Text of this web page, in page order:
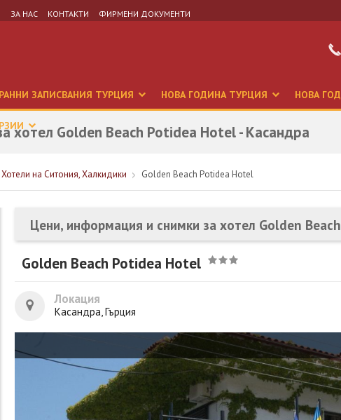
ЗА НАС КОНТАКТИ ФИРМЕНИ ДОКУМЕНТИ
РАННИ ЗАПИСВАНИЯ ТУРЦИЯ НОВА ГОДИНА ТУРЦИЯ НОВА
хотел Golden Beach Potidea Hotel - Касандра
Хотели на Ситония, Халкидики Golden Beach Potidea Hotel
Цени, информация и снимки за хотел Golden
Golden Beach Potidea Hotel
Локация
Касандра, Гърция